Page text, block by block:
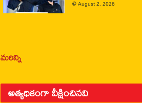
@August 2, 2026
మరిన్ని
అత్యధికంగా వీక్షించినవి